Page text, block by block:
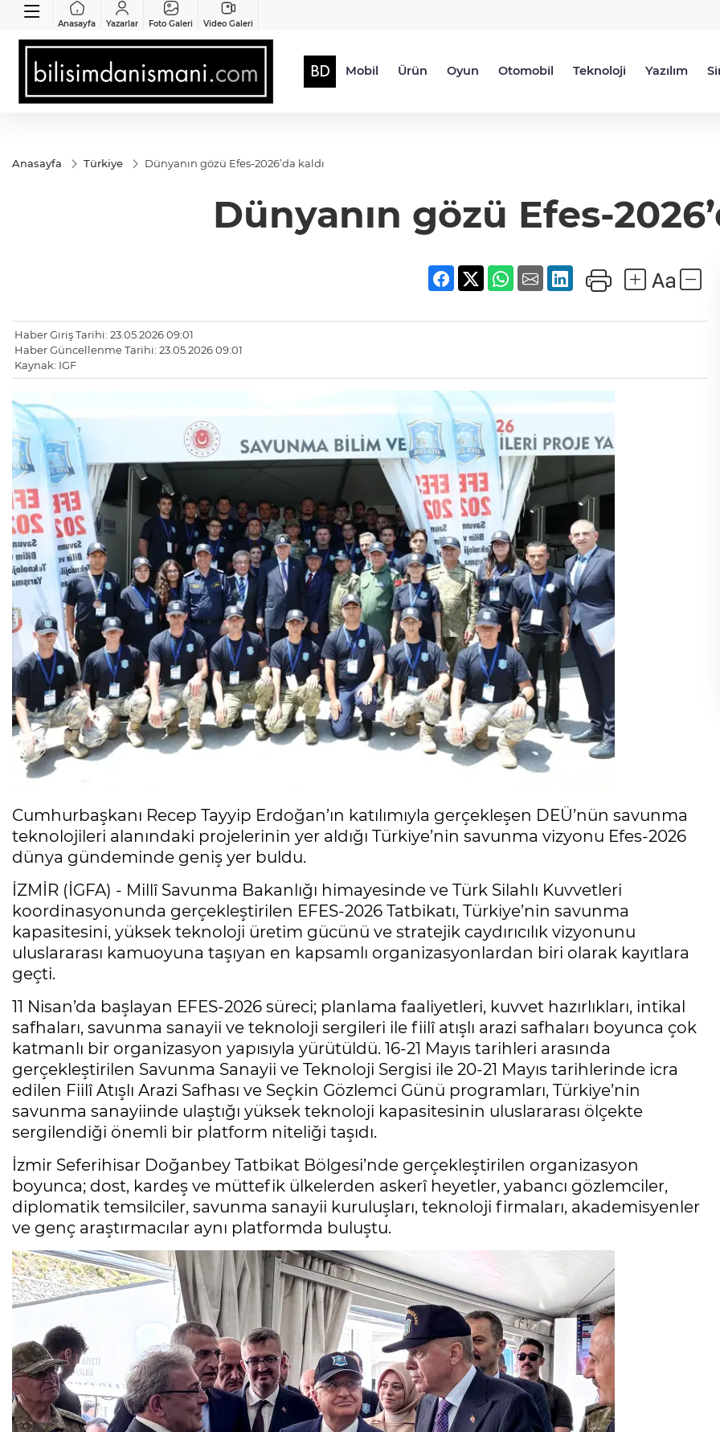
Anasayfa Yazarlar Foto Galeri Video Galeri
Mobil Ürün Oyun Otomobil Teknoloji Yazılım
Anasayfa Türkiye Dünyanın gözü Efes-2026’da kaldı
Dünyanın gözü Efes-
Haber Giriş Tarihi: 23.05.2026 09:01
Haber Güncellenme Tarihi: 23.05.2026 09:01
Kaynak: IGF
Cumhurbaşkanı Recep Tayyip Erdoğan’ın katılımıyla gerçekleşen DEÜ’nün savunma
teknolojileri alanındaki projelerinin yer aldığı Türkiye’nin savunma vizyonu Efes-2026
dünya gündeminde geniş yer buldu.
İZMİR (İGFA) - Millî Savunma Bakanlığı himayesinde ve Türk Silahlı Kuvvetleri
koordinasyonunda gerçekleştirilen EFES-2026 Tatbikatı, Türkiye’nin savunma
kapasitesini, yüksek teknoloji üretim gücünü ve stratejik caydırıcılık vizyonunu
uluslararası kamuoyuna taşıyan en kapsamlı organizasyonlardan biri olarak kayıtlara
geçti.
11 Nisan’da başlayan EFES-2026 süreci; planlama faaliyetleri, kuvvet hazırlıkları, intikal
safhaları, savunma sanayii ve teknoloji sergileri ile fiilî atışlı arazi safhaları boyunca çok
katmanlı bir organizasyon yapısıyla yürütüldü. 16-21 Mayıs tarihleri arasında
gerçekleştirilen Savunma Sanayii ve Teknoloji Sergisi ile 20-21 Mayıs tarihlerinde icra
edilen Fiilî Atışlı Arazi Safhası ve Seçkin Gözlemci Günü programları, Türkiye’nin
savunma sanayiinde ulaştığı yüksek teknoloji kapasitesinin uluslararası ölçekte
sergilendiği önemli bir platform niteliği taşıdı.
İzmir Seferihisar Doğanbey Tatbikat Bölgesi’nde gerçekleştirilen organizasyon
boyunca; dost, kardeş ve müttefik ülkelerden askerî heyetler, yabancı gözlemciler,
diplomatik temsilciler, savunma sanayii kuruluşları, teknoloji firmaları, akademisyenler
ve genç araştırmacılar aynı platformda buluştu.